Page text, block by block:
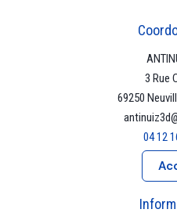
3 Rue
69250
04 12